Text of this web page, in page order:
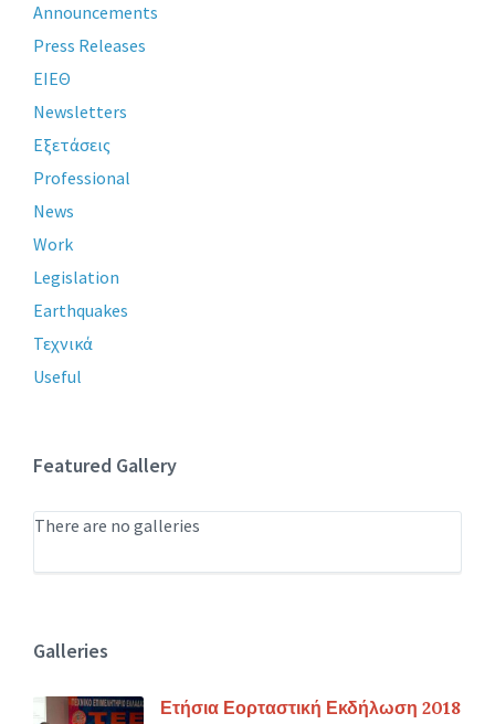
Announcements
Press Releases
ΕΙΕΘ
Newsletters
Εξετάσεις
Professional
News
Work
Legislation
Earthquakes
Τεχνικά
Useful
Featured Gallery
There are no galleries
Galleries
Ετήσια Εορταστική Εκδήλωση 2018